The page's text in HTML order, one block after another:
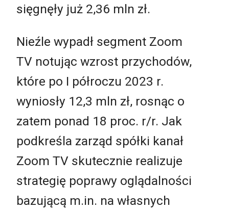
sięgnęły już 2,36 mln zł.
Nieźle wypadł segment Zoom
TV notując wzrost przychodów,
które po I półroczu 2023 r.
wyniosły 12,3 mln zł, rosnąc o
zatem ponad 18 proc. r/r. Jak
podkreśla zarząd spółki kanał
Zoom TV skutecznie realizuje
strategię poprawy oglądalności
bazującą m.in. na własnych